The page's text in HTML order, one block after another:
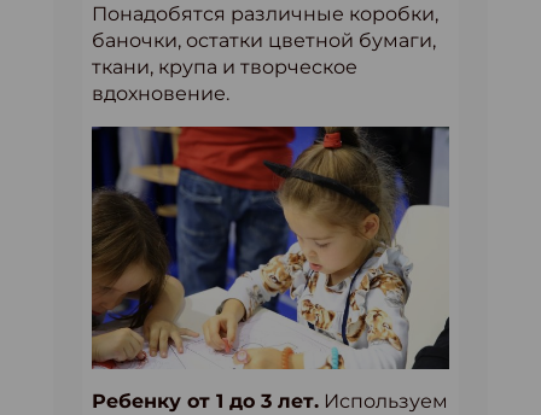
Понадобятся различные коробки,
баночки, остатки цветной бумаги,
ткани, крупа и творческое
вдохновение.
Ребенку от 1 до 3 лет. Используем